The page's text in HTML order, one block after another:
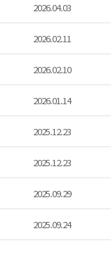
2026.04.03
2026.02.11
2026.02.10
2026.01.14
2025.12.23
2025.12.23
2025.09.29
2025.09.24